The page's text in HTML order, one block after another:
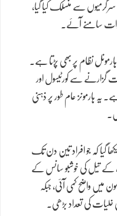
سرگرمیوں سے منسلک کیا گیا،
سامنے آئے۔
نظام پر بھی پڑتا ہے۔
گزارنے سے کورٹیسول اور
یہ ہارمونز عام طور پر ذہنی
گیا کہ جو افراد تین دن تک
کے تیل کی خوشبو سانس کے
میں واضح کمی آئی، جبکہ
کی تعداد بڑھی۔